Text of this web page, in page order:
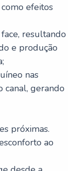
efeitos
resultando
e produção
nas
canal, gerando
próximas.
ao